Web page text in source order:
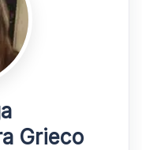
Grieco